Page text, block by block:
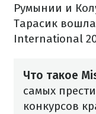
Румынии и
Тарасик
International
Что такое
самых
конкурсов